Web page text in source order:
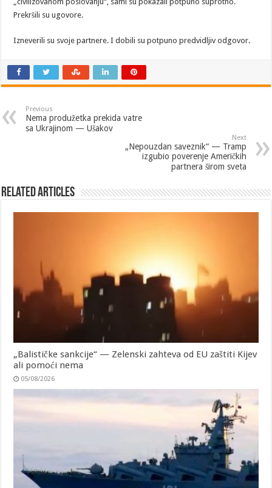
Prekršili su ugovore.
Izneverili su svoje partnere. I dobili su potpuno predvidljiv odgovor.
Previous
Nema produžetka prekida vatre
sa Ukrajinom — Ušakov
Next
„Nepouzdan saveznik“ — Tramp
izgubio poverenje Američkih
partnera širom sveta
Related Articles
„Balističke sankcije“ — Zelenski zahteva od EU zaštiti Kijev
ali pomoći nema
05/08/2026